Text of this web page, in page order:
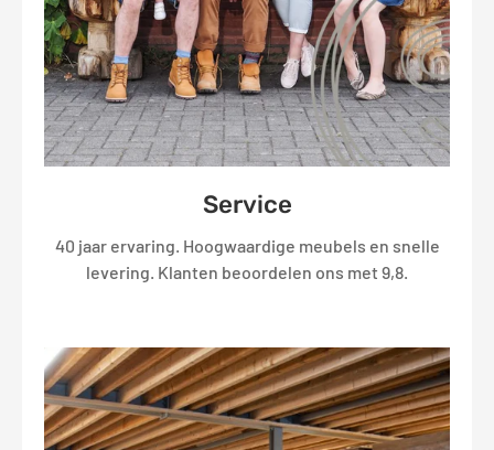
Service
40 jaar ervaring. Hoogwaardige meubels en snelle
levering. Klanten beoordelen ons met 9,8.